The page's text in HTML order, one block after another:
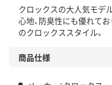
クロックスの大人気モデ
心地、防臭性にも優れて
のクロックススタイル。
商品仕様